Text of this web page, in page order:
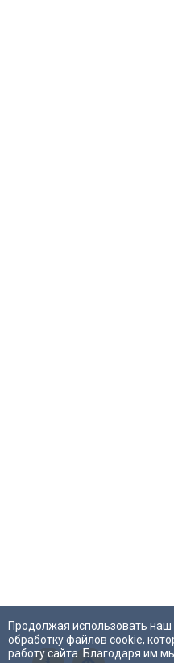
Продолжая использовать наш
обработку файлов cookie,
работу сайта. Благодаря им